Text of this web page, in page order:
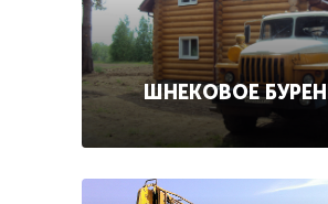
ШНЕКОВОЕ